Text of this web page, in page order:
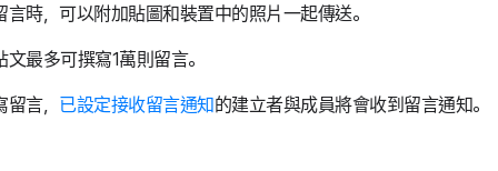
言時，可以附加貼圖和裝置中的照片一起傳送。
文最多可撰寫1萬則留言。
言， 已設定接收留言通知的建立者與成員將會收到留言通知。